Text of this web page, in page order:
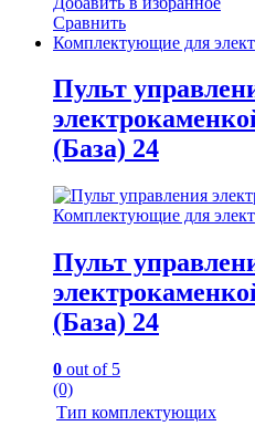
Сравнить
Комплектующие для
Пульт
(База) 24
Комплектующие для
Пульт
(База) 24
0 out of 5
(0)
Тип комплектующих